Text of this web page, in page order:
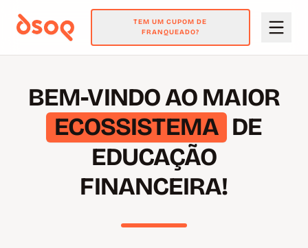
TEM UM CUPOM DE
FRANQUEADO?
BEM-VINDO AO MAIOR
ECOSSISTEMA DE
EDUCAÇÃO
FINANCEIRA!